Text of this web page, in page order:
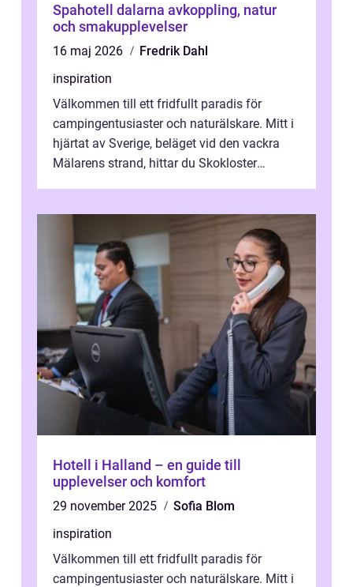
Spahotell dalarna avkoppling, natur
och smakupplevelser
16 maj 2026
Fredrik Dahl
inspiration
Välkommen till ett fridfullt paradis för
campingentusiaster och naturälskare. Mitt i
hjärtat av Sverige, beläget vid den vackra
Mälarens strand, hittar du Skokloster
Hotell i Halland – en guide till
upplevelser och komfort
29 november 2025
Sofia Blom
inspiration
Välkommen till ett fridfullt paradis för
campingentusiaster och naturälskare. Mitt i